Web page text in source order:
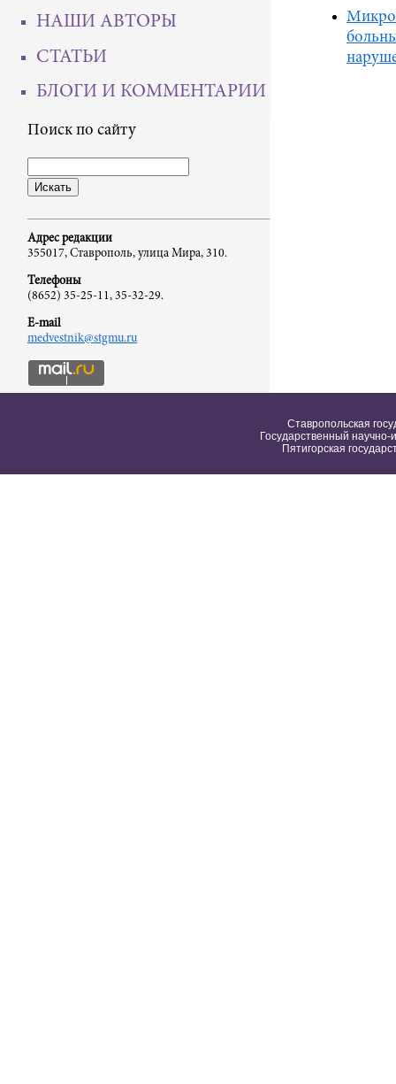
НАШИ АВТОРЫ
СТАТЬИ
БЛОГИ И КОММЕНТАРИИ
Поиск по сайту
Адрес редакции
355017, Ставрополь, улица Мира, 310.
Телефоны
(8652) 35-25-11, 35-32-29.
E-mail
medvestnik@stgmu.ru
Ставропольская
Государственный научно-
Пятигорская